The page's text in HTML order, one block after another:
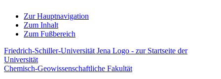
Zur Hauptnavigation
Zum Inhalt
Zum Fußbereich
Friedrich-Schiller-Universität Jena Logo - zur Startseite der
Universität
Chemisch-Geowissenschaftliche Fakultät